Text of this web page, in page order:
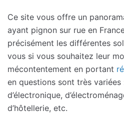
Ce site vous offre un
ayant pignon sur rue en
précisément les différentes
vous si vous souhaitez leur
mécontentement en portant
en questions sont très variées
d’électronique,
d’hôtellerie, etc.